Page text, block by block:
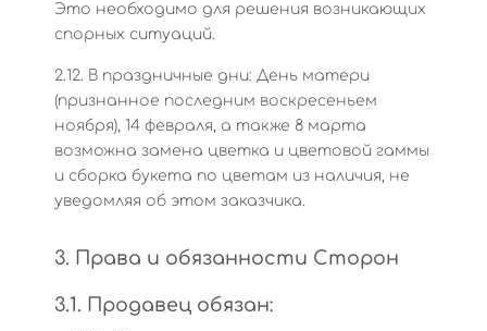
Это необходимо для решения возникающих
спорных ситуаций.
2.12. В праздничные дни: День матери
(признанное последним воскресеньем
ноября), 14 февраля, а также 8 марта
возможна замена цветка и цветовой гаммы
и сборка букета по цветам из наличия, не
уведомляя об этом заказчика.
3. Права и обязанности Сторон
3.1. Продавец обязан: